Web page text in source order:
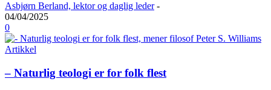
Asbjørn Berland, lektor og daglig leder -
04/04/2025
0
Artikkel
– Naturlig teologi er for folk flest